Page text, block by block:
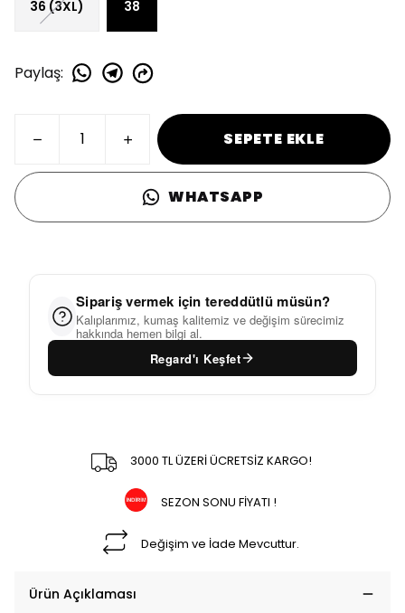
36 (3XL) 38
Paylaş:
SEPETE EKLE
WHATSAPP
Sipariş vermek için tereddütlü müsün?
Kalıplarımız, kumaş kalitemiz ve değişim sürecimiz
hakkında hemen bilgi al.
Regard'ı Keşfet
3000 TL ÜZERİ ÜCRETSİZ KARGO!
SEZON SONU FİYATI !
Değişim ve İade Mevcuttur.
Ürün Açıklaması